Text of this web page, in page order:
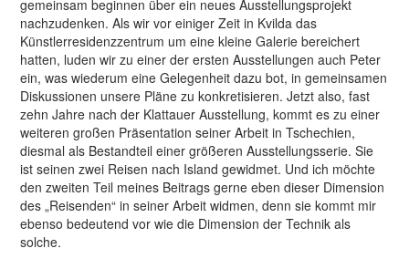
gemeinsam beginnen über ein neues Ausstellungsprojekt
nachzudenken. Als wir vor einiger Zeit in Kvilda das
Künstlerresidenzzentrum um eine kleine Galerie bereichert
hatten, luden wir zu einer der ersten Ausstellungen auch Peter
ein, was wiederum eine Gelegenheit dazu bot, in gemeinsamen
Diskussionen unsere Pläne zu konkretisieren. Jetzt also, fast
zehn Jahre nach der Klattauer Ausstellung, kommt es zu einer
weiteren großen Präsentation seiner Arbeit in Tschechien,
diesmal als Bestandteil einer größeren Ausstellungsserie. Sie
ist seinen zwei Reisen nach Island gewidmet. Und ich möchte
den zweiten Teil meines Beitrags gerne eben dieser Dimension
des „Reisenden“ in seiner Arbeit widmen, denn sie kommt mir
ebenso bedeutend vor wie die Dimension der Technik als
solche.